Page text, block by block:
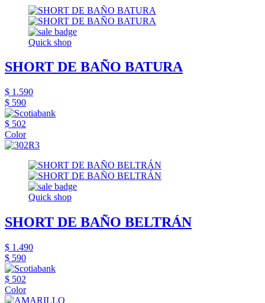
Quick shop
SHORT DE BAÑO BATURA
$ 1.590
$ 590
$ 502
Color
Quick shop
SHORT DE BAÑO BELTRÁN
$ 1.490
$ 590
$ 502
Color